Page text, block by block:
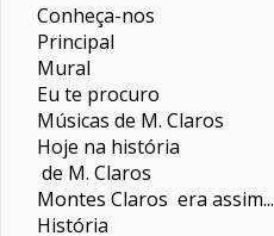
Conheça-nos
Principal
Mural
Eu te procuro
Músicas de M. Claros
Hoje na história
de M. Claros
Montes Claros era assim...
História